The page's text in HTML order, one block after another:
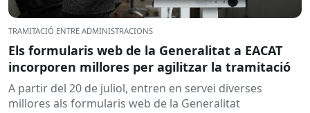
TRAMITACIÓ ENTRE ADMINISTRACIONS
Els formularis web de la Generalitat a EACAT
incorporen millores per agilitzar la tramitació
A partir del 20 de juliol, entren en servei diverses
millores als formularis web de la Generalitat